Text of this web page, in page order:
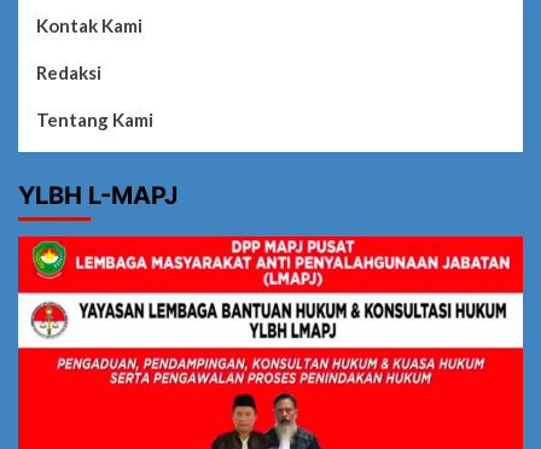
Kontak Kami
Redaksi
Tentang Kami
YLBH L-MAPJ